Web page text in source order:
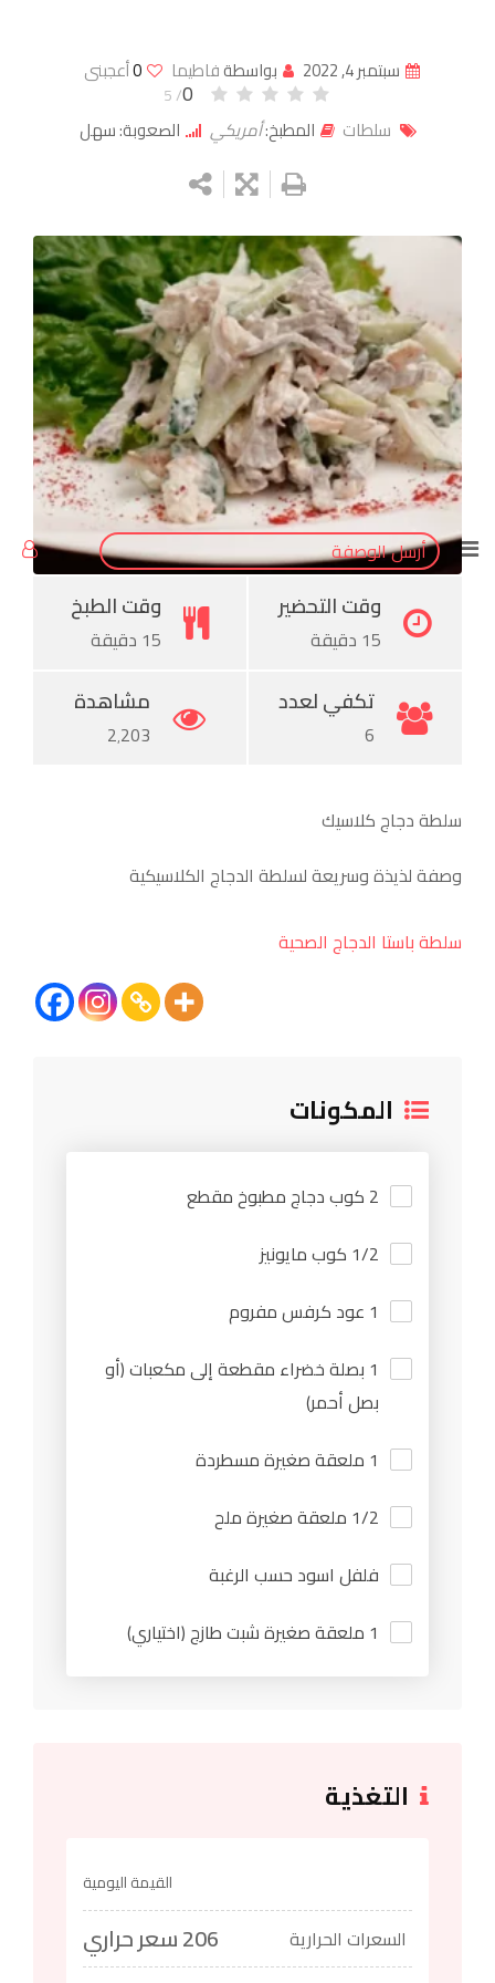
أرسل الوصفة
سبتمبر 4, 2022 بواسطةفاطيما 0أعجبنى
/ 5
سلطات المطبخ:أمريكي الصعوبة: سهل
Google+
LinkedIn
Whatsapp
StumbleUpon
Tumblr
Pinterest
وقت التحضير
15 دقيقة
وقت الطبخ
15 دقيقة
تكفي لعدد مشاهدة
2٬203
سلطة دجاج كلاسيك
وصفة لذيذة وسريعة لسلطة الدجاج الكلاسيكية
سلطة باستا الدجاج الصحية
المكونات
2 كوب دجاج مطبوخ مقطع
1/2 كوب مايونيز
1 عود كرفس مفروم
1 بصلة خضراء مقطعة إلى مكعبات (أو
بصل أحمر)
1 ملعقة صغيرة مسطردة
1/2 ملعقة صغيرة ملح
فلفل اسود حسب الرغبة
1 ملعقة صغيرة شبت طازج (اختياري)
التغذية
القيمة اليومية
السعرات الحرارية 206 سعر حراري